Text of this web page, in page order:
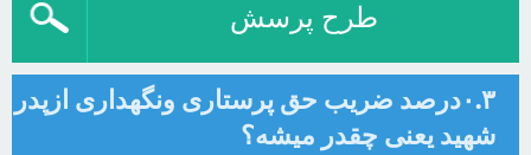
طرح پرسش
۰.۳درصد ضریب حق پرستاری ونگهداری ازپدر
شهید یعنی چقدر میشه؟